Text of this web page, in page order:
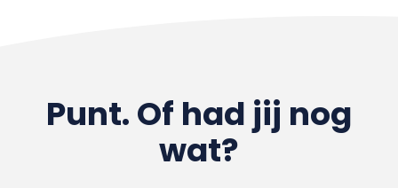
Punt. Of had jij nog
wat?